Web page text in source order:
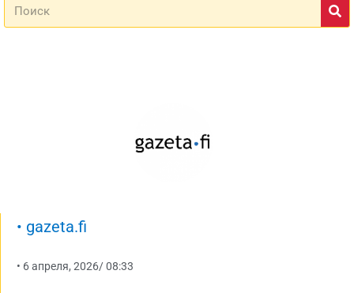
• gazeta.fi
• 6 апреля, 2026/08:33